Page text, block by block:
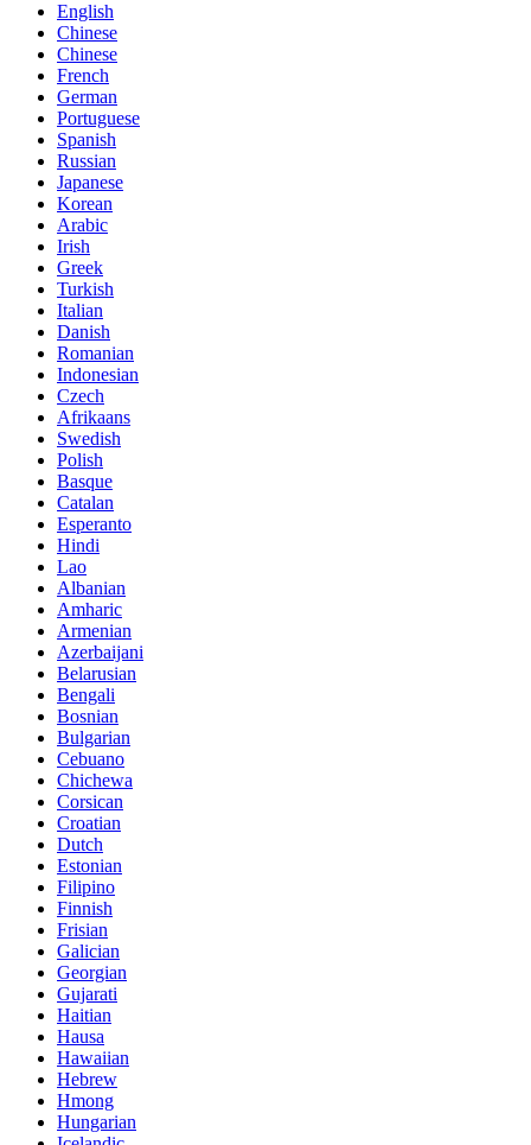
English
Chinese
Chinese
French
German
Portuguese
Spanish
Russian
Japanese
Korean
Arabic
Irish
Greek
Turkish
Italian
Danish
Romanian
Indonesian
Czech
Afrikaans
Swedish
Polish
Basque
Catalan
Esperanto
Hindi
Lao
Albanian
Amharic
Armenian
Azerbaijani
Belarusian
Bengali
Bosnian
Bulgarian
Cebuano
Chichewa
Corsican
Croatian
Dutch
Estonian
Filipino
Finnish
Frisian
Galician
Georgian
Gujarati
Haitian
Hausa
Hawaiian
Hebrew
Hmong
Hungarian